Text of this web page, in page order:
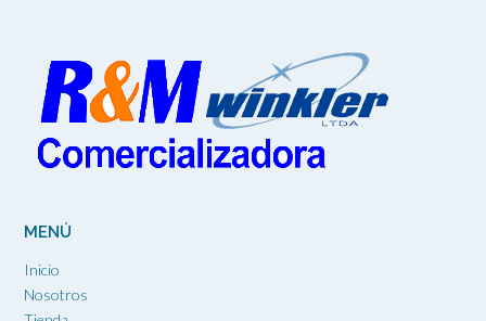
MENÚ
Inicio
Nosotros